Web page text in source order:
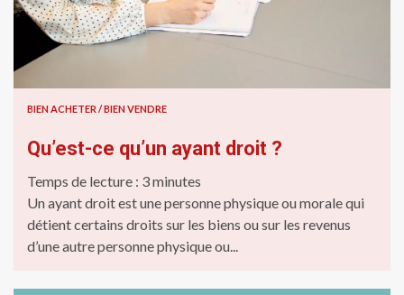
BIEN ACHETER / BIEN VENDRE
Qu’est-ce qu’un ayant droit ?
Temps de lecture : 3minutes
Un ayant droit est une personne physique ou morale qui
détient certains droits sur les biens ou sur les revenus
d’une autre personne physique ou...